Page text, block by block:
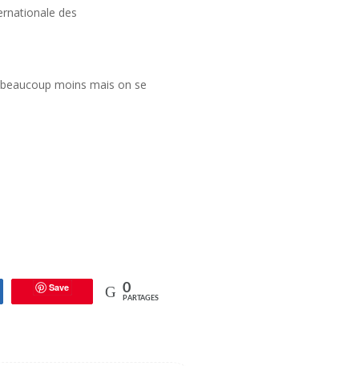
des
beaucoup moins mais on se
Save 0
PARTAGES